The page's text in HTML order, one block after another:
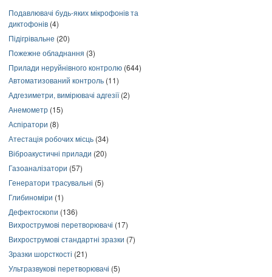
Подавлювачі будь-яких мікрофонів та
диктофонів (4)
Підігрівальне (20)
Пожежне обладнання (3)
Прилади неруйнівного контролю (644)
Автоматизований контроль (11)
Адгезиметри, вимірювачі адгезії(2)
Анемометр (15)
Аспіратори (8)
Атестація робочих місць (34)
Віброакустичні прилади (20)
Газоаналізатори (57)
Генератори трасувальні (5)
Глибиноміри (1)
Дефектоскопи (136)
Вихрострумові перетворювачі (17)
Вихрострумові стандартні зразки (7)
Зразки шорсткості (21)
Ультразвукові перетворювачі (5)